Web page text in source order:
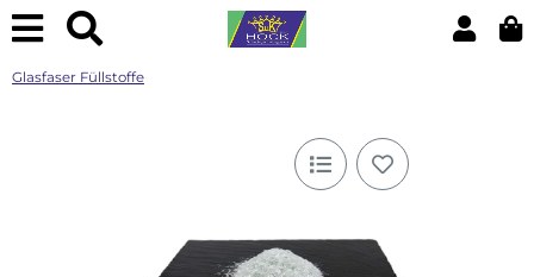
Glasfaser Füllstoffe